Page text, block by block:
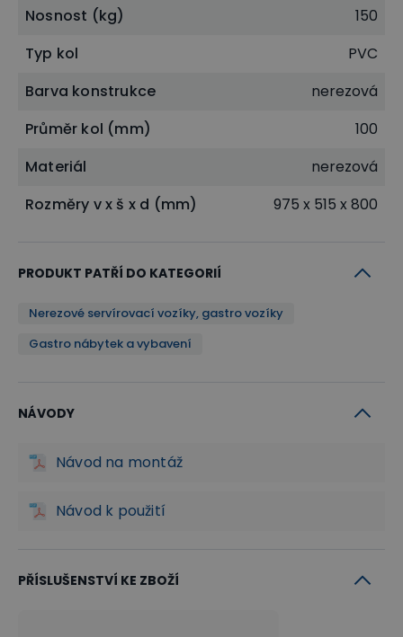
Nosnost (kg)
150
Typ kol
PVC
Barva konstrukce
nerezová
Průměr kol (mm)
100
Materiál
nerezová
Rozměry v x š x d (mm)
975 x 515 x 800
PRODUKT PATŘÍ DO KATEGORIÍ
Nerezové servírovací vozíky, gastro vozíky
Gastro nábytek a vybavení
NÁVODY
Návod na montáž
Návod k použití
PŘÍSLUŠENSTVÍ KE ZBOŽÍ